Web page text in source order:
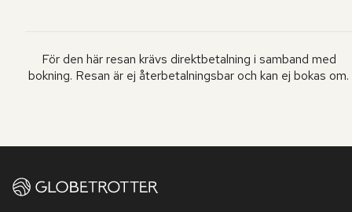
För den här resan krävs direktbetalning i samband med
bokning. Resan är ej återbetalningsbar och kan ej bokas om.